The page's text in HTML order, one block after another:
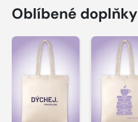
Oblíbené doplňky